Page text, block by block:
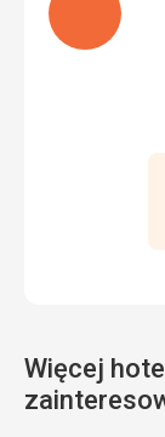
Więcej